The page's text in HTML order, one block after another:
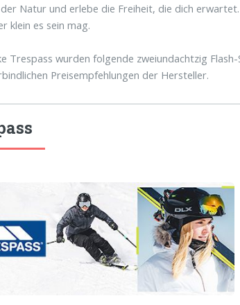
Natur und erlebe die Freiheit, die dich
klein es sein mag.
Trespass wurden folgende zweiundachtzig
Preisempfehlungen der Hersteller.